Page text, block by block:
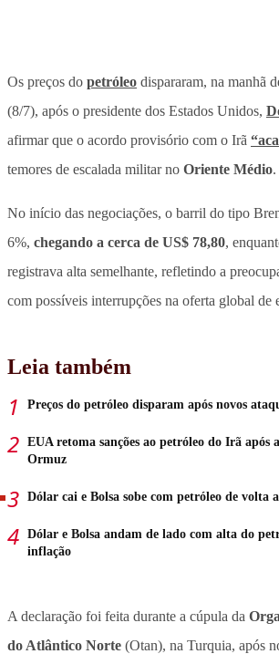
Os preços do petróleo dispararam, na manhã
(8/7), após o presidente dos Estados Unidos,
afirmar que o acordo provisório com o Irã
temores de escalada militar no Oriente Médio.
No início das negociações, o barril do tipo
6%, chegando a cerca de US$ 78,80,
registrava alta semelhante, refletindo a
com possíveis interrupções na oferta global de
Leia também
Preços do petróleo disparam após novos
EUA retoma sanções ao petróleo do Irã após
Ormuz
Dólar cai e Bolsa sobe com petróleo de volta
Dólar e Bolsa andam de lado com alta do
inflação
A declaração foi feita durante a cúpula da
do Atlântico Norte (Otan), na Turquia, após